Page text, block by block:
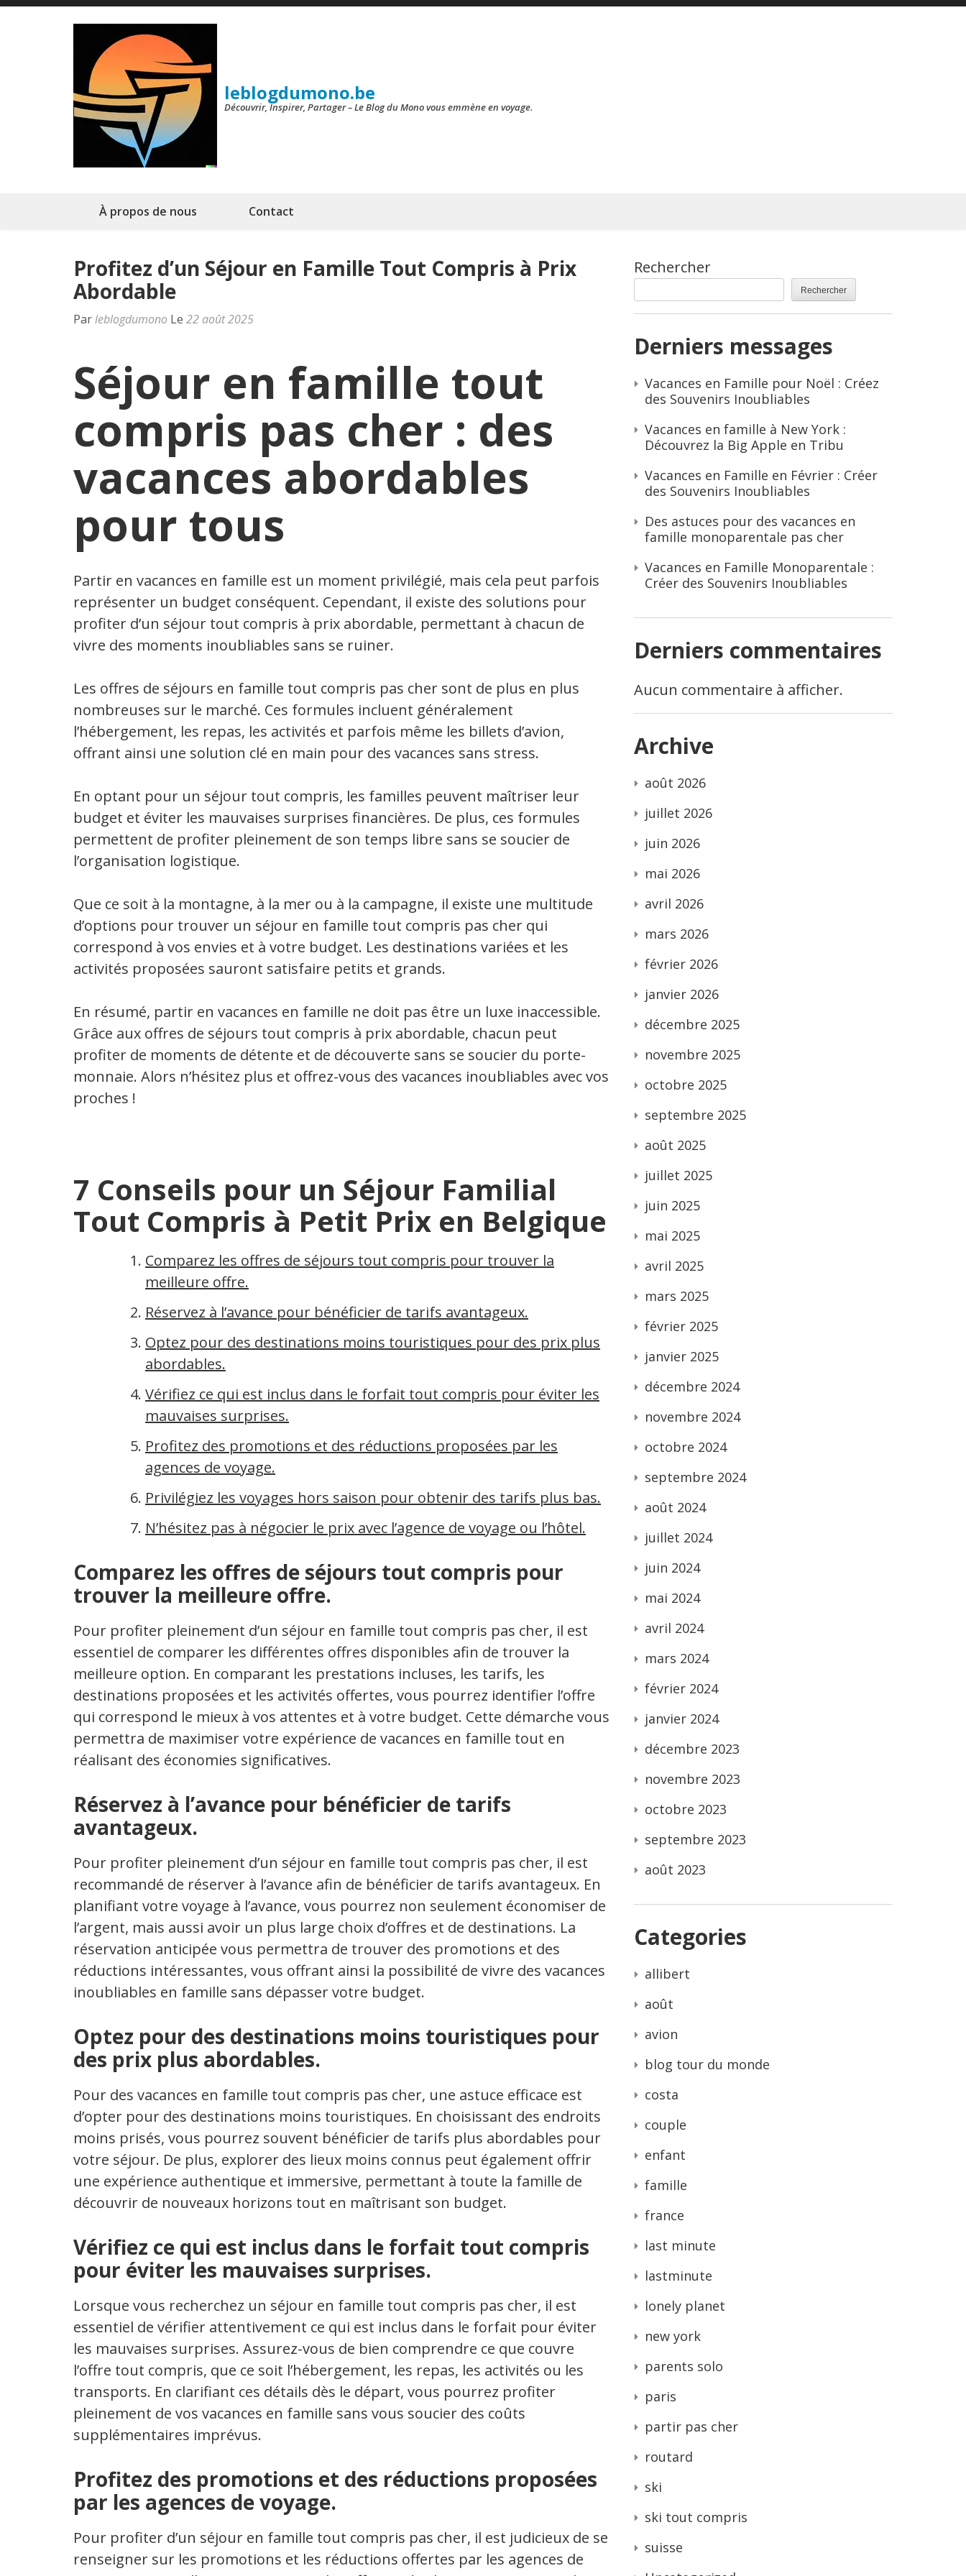
Aller
leblogdumono.be
Découvrir, Inspirer, Partager – Le Blog du Mono vous emmène en voyage.
À propos de nous Contact
Profitez d’un Séjour en Famille Tout Compris à Prix
Abordable
Parleblogdumono Le 22 août 2025
Séjour en famille tout
compris pas cher : des
vacances abordables
pour tous
Partir en vacances en famille est un moment privilégié, mais cela peut parfois
représenter un budget conséquent. Cependant, il existe des solutions pour
profiter d’un séjour tout compris à prix abordable, permettant à chacun de
vivre des moments inoubliables sans se ruiner.
Les offres de séjours en famille tout compris pas cher sont de plus en plus
nombreuses sur le marché. Ces formules incluent généralement
l’hébergement, les repas, les activités et parfois même les billets d’avion,
offrant ainsi une solution clé en main pour des vacances sans stress.
En optant pour un séjour tout compris, les familles peuvent maîtriser leur
budget et éviter les mauvaises surprises financières. De plus, ces formules
permettent de profiter pleinement de son temps libre sans se soucier de
l’organisation logistique.
Que ce soit à la montagne, à la mer ou à la campagne, il existe une multitude
d’options pour trouver un séjour en famille tout compris pas cher qui
correspond à vos envies et à votre budget. Les destinations variées et les
activités proposées sauront satisfaire petits et grands.
En résumé, partir en vacances en famille ne doit pas être un luxe inaccessible.
Grâce aux offres de séjours tout compris à prix abordable, chacun peut
profiter de moments de détente et de découverte sans se soucier du porte-
monnaie. Alors n’hésitez plus et offrez-vous des vacances inoubliables avec vos
proches !
7 Conseils pour un Séjour Familial
Tout Compris à Petit Prix en Belgique
Comparez les offres de séjours tout compris pour trouver la
meilleure offre.
Réservez à l’avance pour bénéficier de tarifs avantageux.
Optez pour des destinations moins touristiques pour des prix plus
abordables.
Vérifiez ce qui est inclus dans le forfait tout compris pour éviter les
mauvaises surprises.
Profitez des promotions et des réductions proposées par les
agences de voyage.
Privilégiez les voyages hors saison pour obtenir des tarifs plus bas.
N’hésitez pas à négocier le prix avec l’agence de voyage ou l’hôtel.
Comparez les offres de séjours tout compris pour
trouver la meilleure offre.
Pour profiter pleinement d’un séjour en famille tout compris pas cher, il est
essentiel de comparer les différentes offres disponibles afin de trouver la
meilleure option. En comparant les prestations incluses, les tarifs, les
destinations proposées et les activités offertes, vous pourrez identifier l’offre
qui correspond le mieux à vos attentes et à votre budget. Cette démarche vous
permettra de maximiser votre expérience de vacances en famille tout en
réalisant des économies significatives.
Réservez à l’avance pour bénéficier de tarifs
avantageux.
Pour profiter pleinement d’un séjour en famille tout compris pas cher, il est
recommandé de réserver à l’avance afin de bénéficier de tarifs avantageux. En
planifiant votre voyage à l’avance, vous pourrez non seulement économiser de
l’argent, mais aussi avoir un plus large choix d’offres et de destinations. La
réservation anticipée vous permettra de trouver des promotions et des
réductions intéressantes, vous offrant ainsi la possibilité de vivre des vacances
inoubliables en famille sans dépasser votre budget.
Optez pour des destinations moins touristiques pour
des prix plus abordables.
Pour des vacances en famille tout compris pas cher, une astuce efficace est
d’opter pour des destinations moins touristiques. En choisissant des endroits
moins prisés, vous pourrez souvent bénéficier de tarifs plus abordables pour
votre séjour. De plus, explorer des lieux moins connus peut également offrir
une expérience authentique et immersive, permettant à toute la famille de
découvrir de nouveaux horizons tout en maîtrisant son budget.
Vérifiez ce qui est inclus dans le forfait tout compris
pour éviter les mauvaises surprises.
Lorsque vous recherchez un séjour en famille tout compris pas cher, il est
essentiel de vérifier attentivement ce qui est inclus dans le forfait pour éviter
les mauvaises surprises. Assurez-vous de bien comprendre ce que couvre
l’offre tout compris, que ce soit l’hébergement, les repas, les activités ou les
transports. En clarifiant ces détails dès le départ, vous pourrez profiter
pleinement de vos vacances en famille sans vous soucier des coûts
supplémentaires imprévus.
Profitez des promotions et des réductions proposées
par les agences de voyage.
Pour profiter d’un séjour en famille tout compris pas cher, il est judicieux de se
renseigner sur les promotions et les réductions offertes par les agences de
Rechercher
Rechercher
Derniers messages
Vacances en Famille pour Noël : Créez
des Souvenirs Inoubliables
Vacances en famille à New York :
Découvrez la Big Apple en Tribu
Vacances en Famille en Février : Créer
des Souvenirs Inoubliables
Des astuces pour des vacances en
famille monoparentale pas cher
Vacances en Famille Monoparentale :
Créer des Souvenirs Inoubliables
Derniers commentaires
Aucun commentaire à afficher.
Archive
août 2026
juillet 2026
juin 2026
mai 2026
avril 2026
mars 2026
février 2026
janvier 2026
décembre 2025
novembre 2025
octobre 2025
septembre 2025
août 2025
juillet 2025
juin 2025
mai 2025
avril 2025
mars 2025
février 2025
janvier 2025
décembre 2024
novembre 2024
octobre 2024
septembre 2024
août 2024
juillet 2024
juin 2024
mai 2024
avril 2024
mars 2024
février 2024
janvier 2024
décembre 2023
novembre 2023
octobre 2023
septembre 2023
août 2023
Categories
allibert
août
avion
blog tour du monde
costa
couple
enfant
famille
france
last minute
lastminute
lonely planet
new york
parents solo
paris
partir pas cher
routard
ski
ski tout compris
suisse